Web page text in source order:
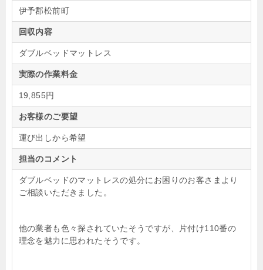
伊予郡松前町
回収内容
ダブルベッドマットレス
実際の作業料金
19,855円
お客様のご要望
運び出しから希望
担当のコメント
ダブルベッドのマットレスの処分にお困りのお客さまより
ご相談いただきました。
他の業者も色々探されていたそうですが、片付け110番の
理念を魅力に思われたそうです。